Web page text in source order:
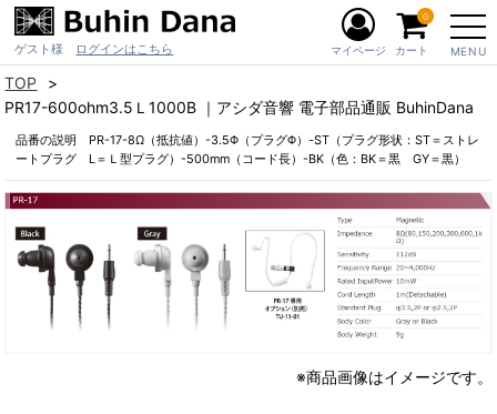
ゲスト様 ログインはこちら MENU
マイページ カート
0
TOP
PR17-600ohm3.5Ｌ1000B ｜アシダ音響 電子部品通販 BuhinDana
品番の説明 PR-17-8Ω（抵抗値）-3.5Φ（プラグΦ）-ST（プラグ形状：ST＝ストレ
ートプラグ L＝Ｌ型プラグ）-500mm（コード長）-BK（色：BK＝黒 GY＝黒）
※商品画像はイメージです。